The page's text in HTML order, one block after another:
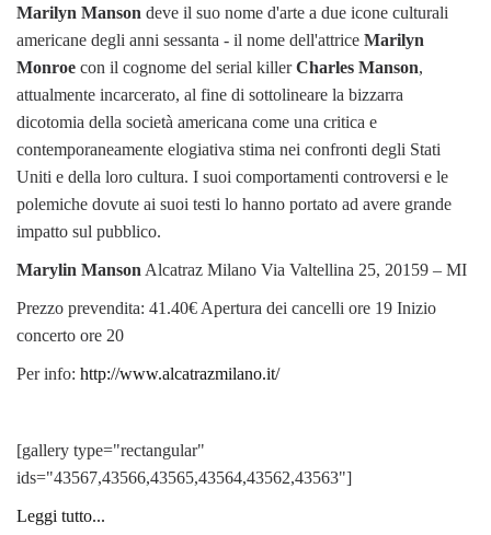
Marilyn Manson deve il suo nome d'arte a due icone culturali
americane degli anni sessanta - il nome dell'attrice Marilyn
Monroe con il cognome del serial killerCharles Manson,
attualmente incarcerato, al fine di sottolineare la bizzarra
dicotomia della società americana come una critica e
contemporaneamente elogiativa stima nei confronti degli Stati
Uniti e della loro cultura. I suoi comportamenti controversi e le
polemiche dovute ai suoi testi lo hanno portato ad avere grande
impatto sul pubblico.
Marylin Manson Alcatraz Milano Via Valtellina 25, 20159 – MI
Prezzo prevendita: 41.40€ Apertura dei cancelli ore 19 Inizio
concerto ore 20
Per info: http://www.alcatrazmilano.it/
[gallery type="rectangular"
ids="43567,43566,43565,43564,43562,43563"]
Leggi tutto...